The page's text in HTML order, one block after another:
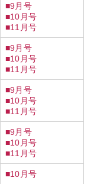
■9月号
■10月号
■11月号
■9月号
■10月号
■11月号
■9月号
■10月号
■11月号
■9月号
■10月号
■11月号
■10月号